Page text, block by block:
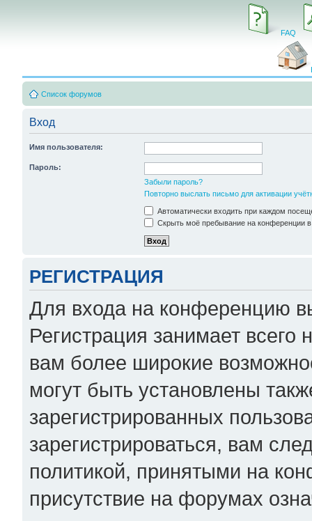
FAQ
Список форумов
Вход
Имя пользователя:
Пароль:
Забыли пароль?
Повторно выслать письмо для активации
Автоматически входить при каждом
Скрыть моё пребывание на конференции в
РЕГИСТРАЦИЯ
Для входа на конференцию
Регистрация занимает всего
вам более широкие
могут быть установлены
зарегистрированных
зарегистрироваться, вам
политикой, принятыми на
присутствие на форумах